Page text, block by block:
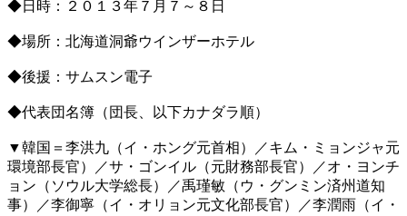
◆日時：２０１３年７月７～８日
◆場所：北海道洞爺ウインザーホテル
◆後援：サムスン電子
◆代表団名簿（団長、以下カナダラ順）
▼韓国＝李洪九（イ・ホング元首相）／キム・ミョンジャ元
環境部長官）／サ・ゴンイル（元財務部長官）／オ・ヨンチ
ョン（ソウル大学総長）／禹瑾敏（ウ・グンミン済州道知
事）／李御寧（イ・オリョン元文化部長官）／李潤雨（イ・